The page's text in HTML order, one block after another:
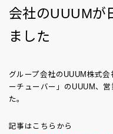
会社のUUUMが
ました
グループ会社のUUUM株式
ーチューバー」のUUUM、
た。
記事はこちらから